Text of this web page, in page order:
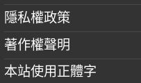
隱私權政策
著作權聲明
本站使用正體字